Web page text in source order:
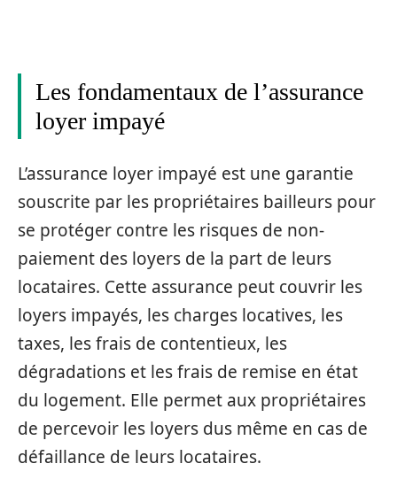
Les fondamentaux de l’assurance
loyer impayé
L’assurance loyer impayé est une garantie
souscrite par les propriétaires bailleurs pour
se protéger contre les risques de non-
paiement des loyers de la part de leurs
locataires. Cette assurance peut couvrir les
loyers impayés, les charges locatives, les
taxes, les frais de contentieux, les
dégradations et les frais de remise en état
du logement. Elle permet aux propriétaires
de percevoir les loyers dus même en cas de
défaillance de leurs locataires.